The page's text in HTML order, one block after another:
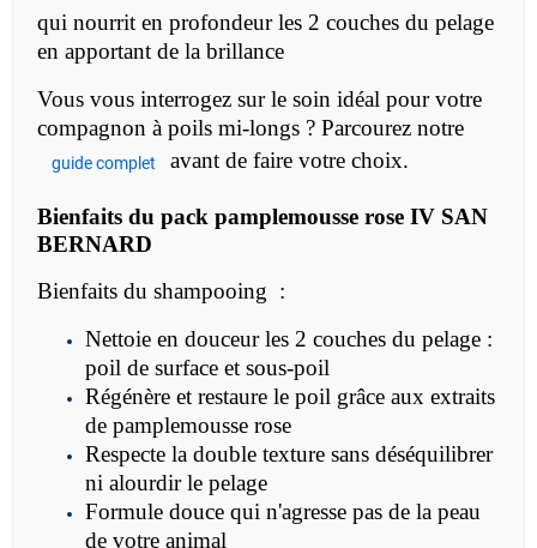
qui nourrit en profondeur les 2 couches du pelage
en apportant de la brillance
Vous vous interrogez sur le soin idéal pour votre
compagnon à poils mi-longs ? Parcourez notre
guide complet avant de faire votre choix.
Bienfaits du pack pamplemousse rose IV SAN
BERNARD
Bienfaits du shampooing :
Nettoie en douceur les 2 couches du pelage :
poil de surface et sous-poil
Régénère et restaure le poil grâce aux extraits
de pamplemousse rose
Respecte la double texture sans déséquilibrer
ni alourdir le pelage
Formule douce qui n'agresse pas de la peau
de votre animal